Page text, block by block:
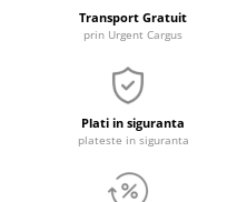
Transport Gratuit
prin Urgent Cargus
Plati in siguranta
plateste in siguranta